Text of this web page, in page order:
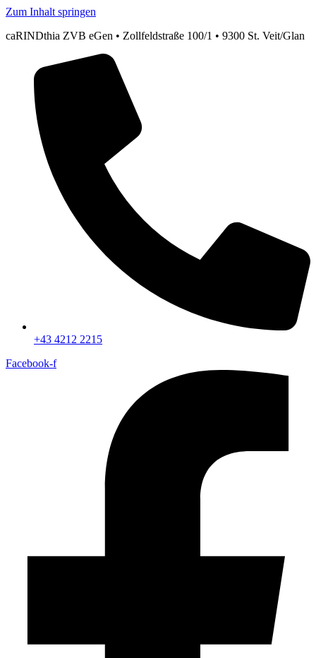
Zum Inhalt springen
caRINDthia ZVB eGen • Zollfeldstraße 100/1 • 9300 St. Veit/Glan
+43 4212 2215
Facebook-f